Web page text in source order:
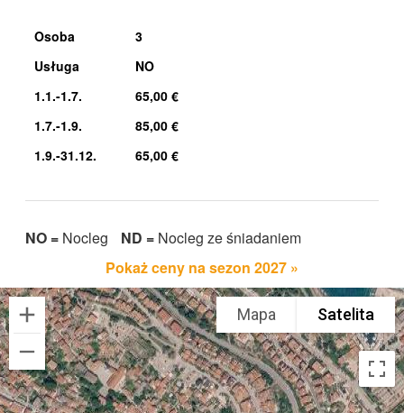
Osoba
3
Usługa
NO
1.1.-1.7.
65,00 €
1.7.-1.9.
85,00 €
1.9.-31.12.
65,00 €
NO = Nocleg ND = Nocleg ze śniadaniem
Pokaż ceny na sezon 2027 »
Mapa Satelita